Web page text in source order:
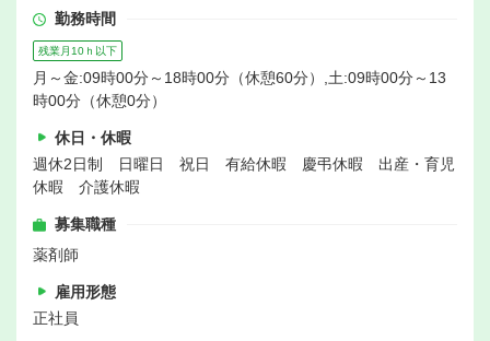
勤務時間
残業月10ｈ以下
月～金:09時00分～18時00分（休憩60分）,土:09時00分～13
時00分（休憩0分）
休日・休暇
週休2日制 日曜日 祝日 有給休暇 慶弔休暇 出産・育児
休暇 介護休暇
募集職種
薬剤師
雇用形態
正社員